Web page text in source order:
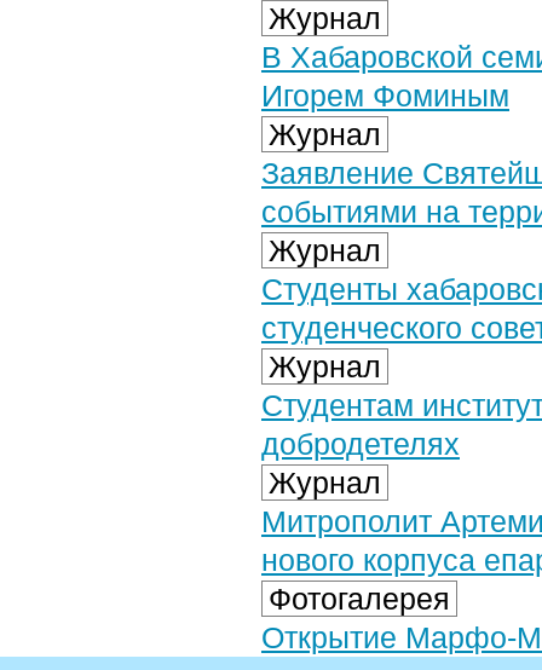
Журнал
В Хабаровской
Игорем Фоминым
Журнал
Заявление
событиями на
Журнал
Студенты
студенческого
Журнал
Студентам
добродетелях
Журнал
Митрополит
нового корпуса
Фотогалерея
Открытие Марфо-